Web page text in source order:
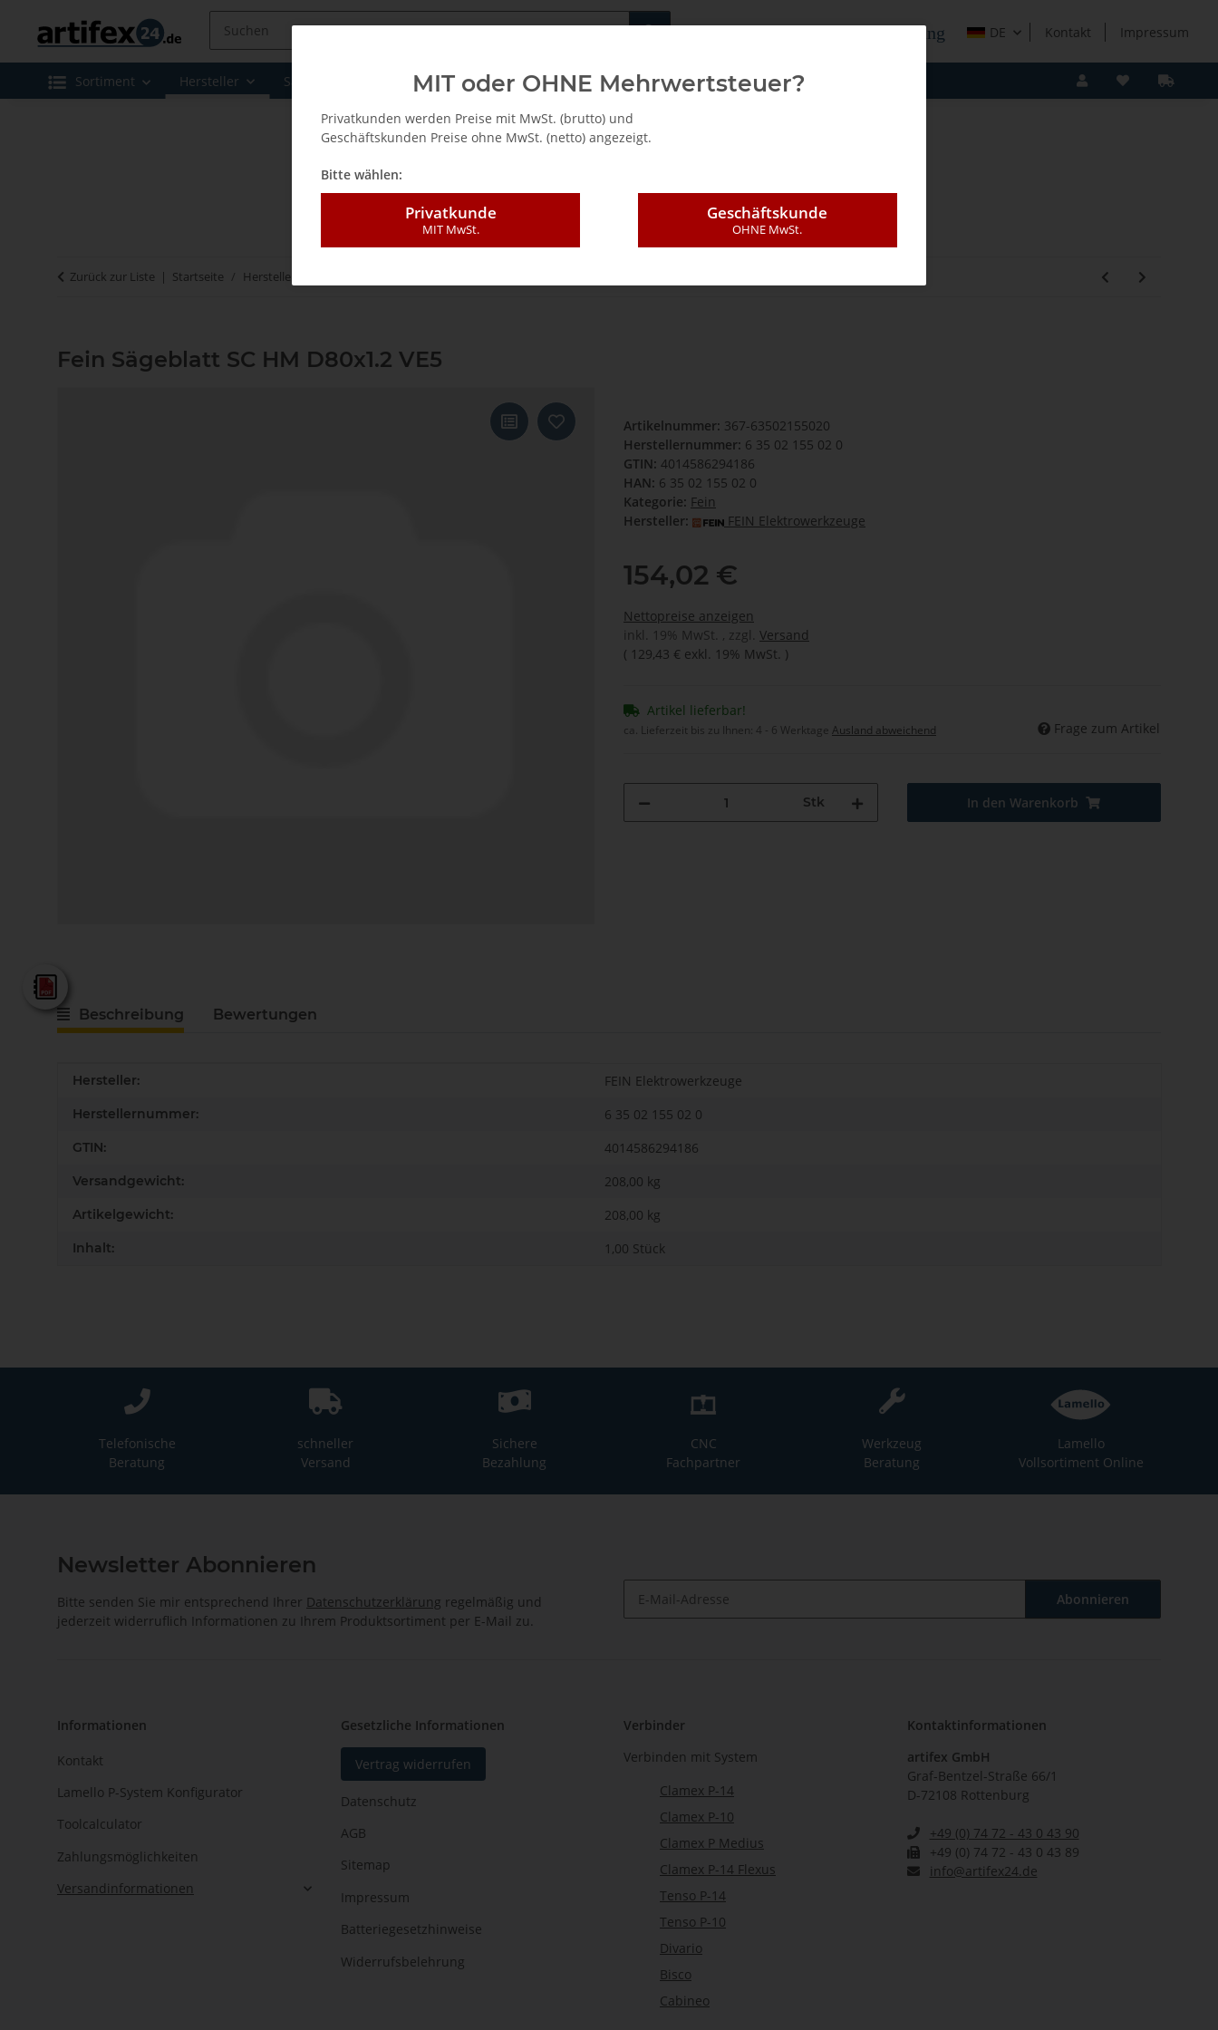
Fachshop für die Holzverarbeitung DE Kontakt Impressum
Sortiment Hersteller Sale Leasing / Mietkauf
Zurück zur Liste Startseite Hersteller
Fein Sägeblatt SC HM D80x1.2 VE5
Artikelnummer: 367-63502155020
Herstellernummer: 6 35 02 155 02 0
GTIN: 4014586294186
HAN: 6 35 02 155 02 0
Kategorie: Fein
Hersteller:
FEIN Elektrowerkzeuge
154,02 €
Nettopreise anzeigen
inkl. 19% MwSt. , zzgl. Versand
( 129,43 € exkl. 19% MwSt. )
Artikel lieferbar!
ca. Lieferzeit bis zu Ihnen: 4 - 6 Werktage Ausland abweichend Frage zum Artikel
Stk In den Warenkorb
Beschreibung Bewertungen
Produkteigenschaft
Wert
Hersteller: FEIN Elektrowerkzeuge
Herstellernummer: 6 35 02 155 02 0
GTIN: 4014586294186
Versandgewicht: 208,00 kg
Artikelgewicht: 208,00 kg
Inhalt: 1,00 Stück
Telefonische
Beratung
schneller
Versand
Sichere
Bezahlung
CNC
Fachpartner
Werkzeug
Beratung
Lamello
Vollsortiment Online
Newsletter Abonnieren
Bitte senden Sie mir entsprechend Ihrer Datenschutzerklärung regelmäßig und
jederzeit widerruflich Informationen zu Ihrem Produktsortiment per E-Mail zu.
Abonnieren
Informationen
Kontakt
Lamello P-System Konfigurator
Toolcalculator
Zahlungsmöglichkeiten
Versandinformationen
Gesetzliche Informationen
Vertrag widerrufen
Datenschutz
AGB
Sitemap
Impressum
Batteriegesetzhinweise
Widerrufsbelehrung
Verbinder
Verbinden mit System
Clamex P-14
Clamex P-10
Clamex P Medius
Clamex P-14 Flexus
Tenso P-14
Tenso P-10
Divario
Bisco
Cabineo
Kontaktinformationen
artifex GmbH
Graf-Bentzel-Straße 66/1
D-72108 Rottenburg
+49 (0) 74 72 - 43 0 43 90
+49 (0) 74 72 - 43 0 43 89
info@artifex24.de
MIT oder OHNE Mehrwertsteuer?
Privatkunden werden Preise mit MwSt. (brutto) und
Geschäftskunden Preise ohne MwSt. (netto) angezeigt.
Bitte wählen:
Privatkunde
MIT MwSt.
Geschäftskunde
OHNE MwSt.